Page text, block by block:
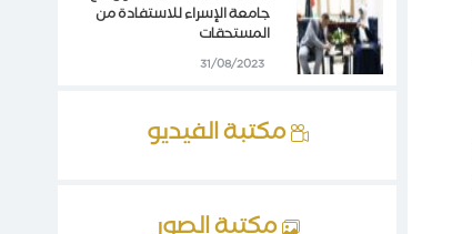
جامعة الإسراء للاستفادة من
المستحقات
31/08/2023
مكتبة الفيديو